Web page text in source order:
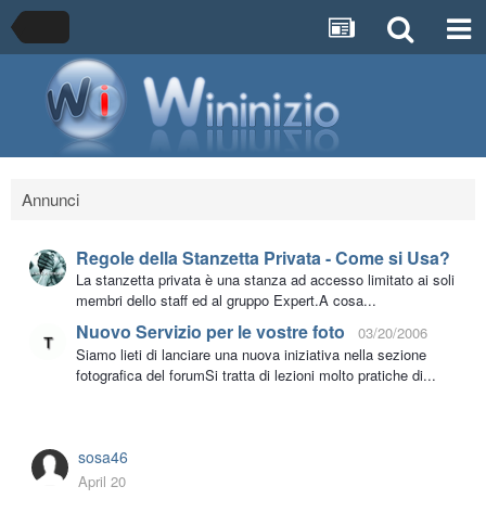
Annunci
Regole della Stanzetta Privata - Come si Usa?
La stanzetta privata è una stanza ad accesso limitato ai soli
membri dello staff ed al gruppo Expert.A cosa...
Nuovo Servizio per le vostre foto
03/20/2006
Siamo lieti di lanciare una nuova iniziativa nella sezione
fotografica del forumSi tratta di lezioni molto pratiche di...
sosa46
April 20